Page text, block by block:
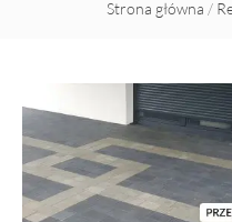
Strona główna /